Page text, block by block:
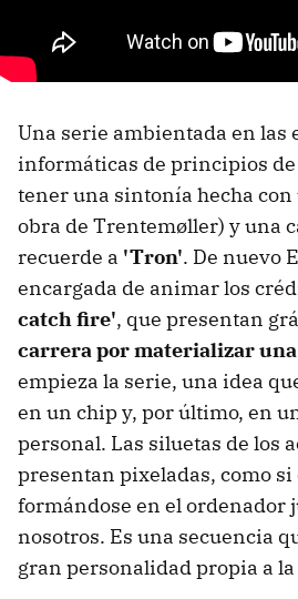
Una serie ambientada en las
informáticas de principios
tener una sintonía hecha
obra de Trentemøller) y una
recuerde a 'Tron'. De nuevo
encargada de animar los
catch fire', que presentan
carrera por materializar
empieza la serie, una idea
en un chip y, por último, en
personal. Las siluetas de los
presentan pixeladas, como
formándose en el ordenador
nosotros. Es una secuencia
gran personalidad propia a